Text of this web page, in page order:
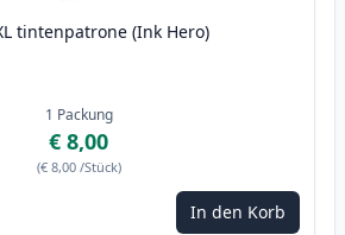
tintenpatrone (Ink Hero)
1 Packung
€ 8,00
(€ 8,00 /Stück)
Tasten, um anzupassenIn den Korb